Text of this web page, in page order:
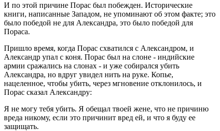
И по этой причине Порас был побежден. Исторические
книги, написанные Западом, не упоминают об этом факте; это
было победой не для Александра, это было победой для
Пораса.
Пришло время, когда Порас схватился с Александром, и
Александр упал с коня. Порас был на слоне - индийские
армии сражались на слонах - и уже собирался убить
Александра, но вдруг увидел нить на руке. Копье,
нацеленное, чтобы убить, через мгновение отклонилось, и
Порас сказал Александру:
Я не могу тебя убить. Я обещал твоей жене, что не причиню
вреда никому, если это причинит вред ей, и что я буду ее
защищать.